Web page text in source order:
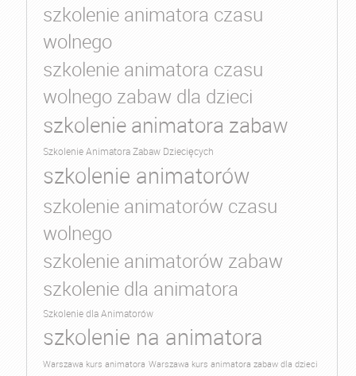
szkolenie animatora czasu
wolnego
szkolenie animatora czasu
wolnego zabaw dla dzieci
szkolenie animatora zabaw
Szkolenie Animatora Zabaw Dziecięcych
szkolenie animatorów
szkolenie animatorów czasu
wolnego
szkolenie animatorów zabaw
szkolenie dla animatora
Szkolenie dla Animatorów
szkolenie na animatora
Warszawa kurs animatora Warszawa kurs animatora zabaw dla dzieci